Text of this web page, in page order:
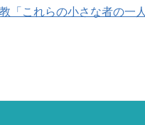
「これらの小さな者の一人